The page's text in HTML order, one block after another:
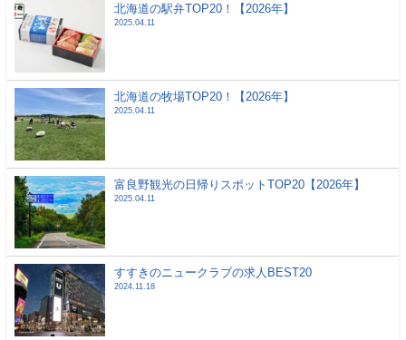
北海道の駅弁TOP20！【2026年】
2025.04.11
北海道の牧場TOP20！【2026年】
2025.04.11
富良野観光の日帰りスポットTOP20【2026年】
2025.04.11
すすきのニュークラブの求人BEST20
2024.11.18